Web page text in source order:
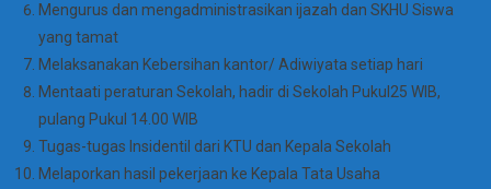
Mengurus dan mengadministrasikan ijazah dan SKHU Siswa
yang tamat
Melaksanakan Kebersihan kantor/ Adiwiyata setiap hari
Mentaati peraturan Sekolah, hadir di Sekolah Pukul25 WIB,
pulang Pukul 14.00 WIB
Tugas-tugas Insidentil dari KTU dan Kepala Sekolah
Melaporkan hasil pekerjaan ke Kepala Tata Usaha